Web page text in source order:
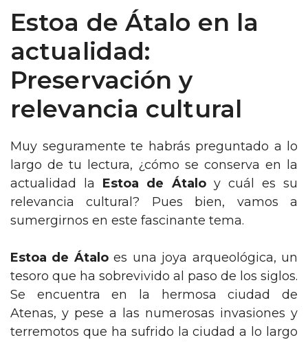
Estoa de Átalo en la
actualidad:
Preservación y
relevancia cultural
Muy seguramente te habrás preguntado a lo
largo de tu lectura, ¿cómo se conserva en la
actualidad la Estoa de Átaloy cuál es su
relevancia cultural? Pues bien, vamos a
sumergirnos en este fascinante tema.
Estoa de Átaloes una joya arqueológica, un
tesoro que ha sobrevivido al paso de los siglos.
Se encuentra en la hermosa ciudad de
Atenas, y pese a las numerosas invasiones y
terremotos que ha sufrido la ciudad a lo largo